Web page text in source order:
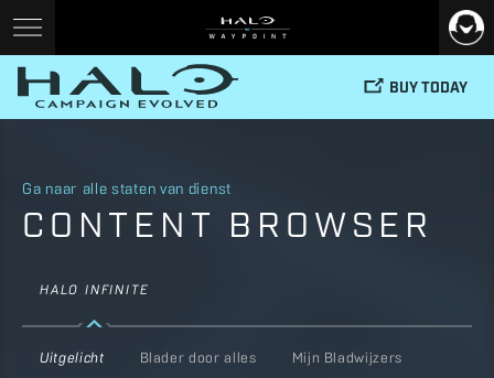
BUY TODAY
Ga naar alle staten van dienst
CONTENT BROWSER
HALO INFINITE
Uitgelicht Blader door alles Mijn Bladwijzers